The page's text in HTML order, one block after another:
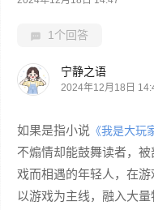
1个回答
宁静之语
2024年12月18日
如果是指小说 《我是大玩
不煽情却能鼓舞读者，
戏而相遇的年轻人，在
以游戏为主线，融入大